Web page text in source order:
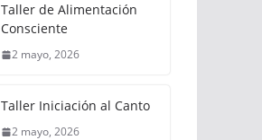
Taller de Alimentación
Consciente
2 mayo, 2026
Taller Iniciación al Canto
2 mayo, 2026